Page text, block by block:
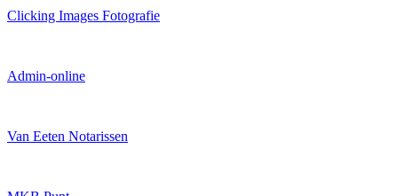
Clicking Images Fotografie
Admin-online
Van Eeten Notarissen